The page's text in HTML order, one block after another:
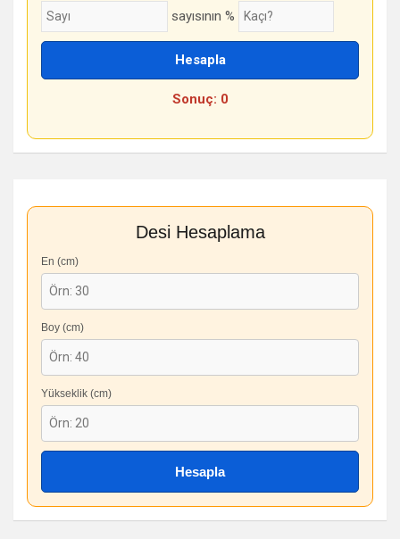
sayısının %
Hesapla
Sonuç: 0
Desi Hesaplama
En (cm)
Boy (cm)
Yükseklik (cm)
Hesapla